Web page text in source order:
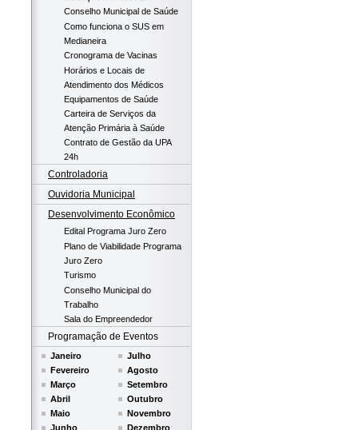
Conselho Municipal de Saúde
Como funciona o SUS em
Medianeira
Cronograma de Vacinas
Horários e Locais de
Atendimento dos Médicos
Equipamentos de Saúde
Carteira de Serviços da
Atenção Primária à Saúde
Contrato de Gestão da UPA
24h
Controladoria
Ouvidoria Municipal
Desenvolvimento Econômico
Edital Programa Juro Zero
Plano de Viabilidade Programa
Juro Zero
Turismo
Conselho Municipal do
Trabalho
Sala do Empreendedor
Programação de Eventos
Janeiro
Fevereiro
Março
Abril
Maio
Junho
Julho
Agosto
Setembro
Outubro
Novembro
Dezembro